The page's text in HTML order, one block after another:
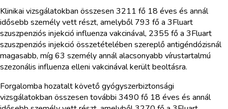
Klinikai vizsgálatokban összesen 3211 fő 18 éves és annál
idősebb személy vett részt, amelyből 793 fő a 3Fluart
szuszpenziós injekció influenza vakcinával, 2355 fő a 3Fluart
szuszpenziós injekció összetételében szereplő antigéndózisnál
magasabb, míg 63 személy annál alacsonyabb vírustartalmú
szezonális influenza elleni vakcinával került beoltásra.
Forgalomba hozatalt követő gyógyszerbiztonsági
vizsgálatokban összesen további 3490 fő 18 éves és annál